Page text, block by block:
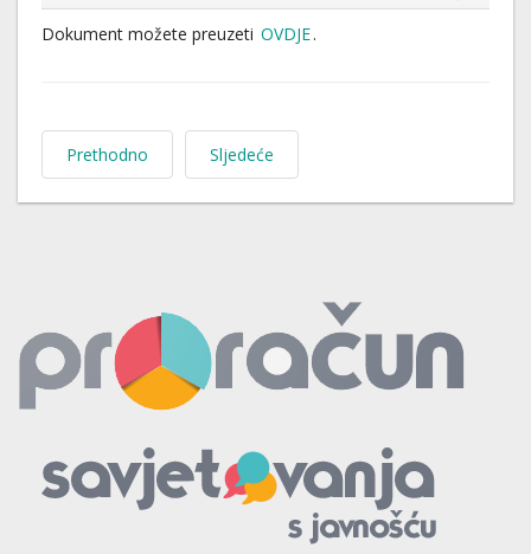
Dokument možete preuzeti OVDJE.
Prethodno Sljedeće